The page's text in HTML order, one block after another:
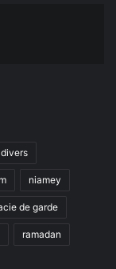
divers
niamey
de garde
ramadan